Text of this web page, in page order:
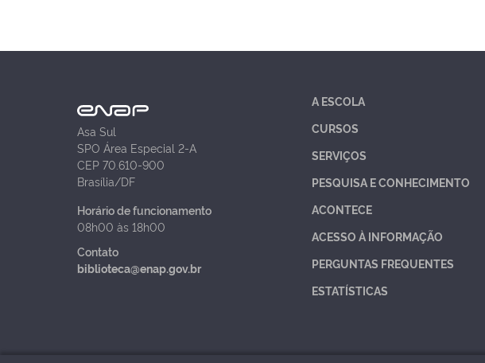
Asa Sul
SPO Área Especial 2-A
CEP 70.610-900
Brasília/DF
Horário de funcionamento
08h00 às 18h00
Contato
biblioteca@enap.gov.br
A ESCOLA
CURSOS
SERVIÇOS
PESQUISA E CONHECIMENTO
ACONTECE
ACESSO À INFORMAÇÃO
PERGUNTAS FREQUENTES
ESTATÍSTICAS